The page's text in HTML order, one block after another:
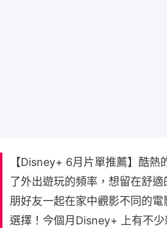
【Disney+ 6月片單推薦】酷熱
了外出遊玩的頻率，想留在舒
朋好友一起在家中觀影不同的
選擇！今個月Disney+ 上有不